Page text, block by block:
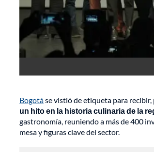
Bogotáse vistió de etiqueta para
un hito en la historia culinaria de la
gastronomía, reuniendo a más de 400
mesa y figuras clave del sector.